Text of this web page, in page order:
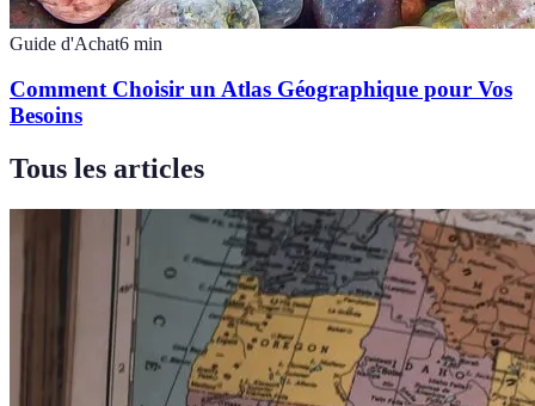
Guide d'Achat6 min
Comment Choisir un Atlas Géographique pour Vos
Besoins
Tous les articles